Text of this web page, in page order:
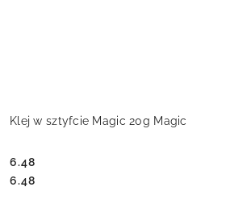
Klej w sztyfcie Magic 20g Magic
Cena:
6.48
Cena:
6.48